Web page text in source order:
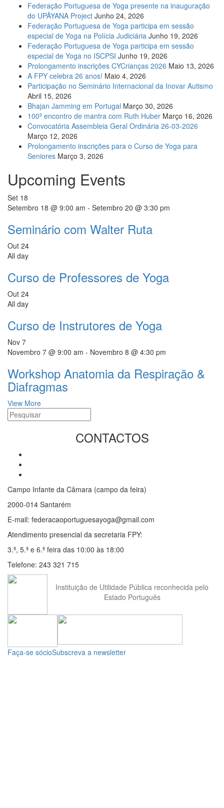
Federação Portuguesa de Yoga presente na inauguração
do UPĀYANA Project Junho 24, 2026
Federação Portuguesa de Yoga participa em sessão
especial de Yoga na Polícia Judiciária Junho 19, 2026
Federação Portuguesa de Yoga participa em sessão
especial de Yoga no ISCPSI Junho 19, 2026
Prolongamento inscrições CYCrianças 2026 Maio 13, 2026
A FPY celebra 26 anos! Maio 4, 2026
Participação no Seminário Internacional da Inovar Autismo
Abril 15, 2026
Bhajan Jamming em Portugal Março 30, 2026
100º encontro de mantra com Ruth Huber Março 16, 2026
Convocatória Assembleia Geral Ordinária 26-03-2026
Março 12, 2026
Prolongamento inscrições para o Curso de Yoga para
Seniores Março 3, 2026
Upcoming Events
Set 18
Setembro 18 @ 9:00 am - Setembro 20 @ 3:30 pm
Seminário com Walter Ruta
Out 24
All day
Curso de Professores de Yoga
Out 24
All day
Curso de Instrutores de Yoga
Nov 7
Novembro 7 @ 9:00 am - Novembro 8 @ 4:30 pm
Workshop Anatomia da Respiração &
Diafragmas
View More
CONTACTOS
Campo Infante da Câmara (campo da feira)
2000-014 Santarém
E-mail: federacaoportuguesayoga@gmail.com
Atendimento presencial da secretaria FPY:
3.ª, 5.ª e 6.ª feira das 10:00 às 18:00
Telefone: 243 321 715
Instituição de Utilidade Pública reconhecida pelo
Estado Português
Faça-se sócioSubscreva a newsletter